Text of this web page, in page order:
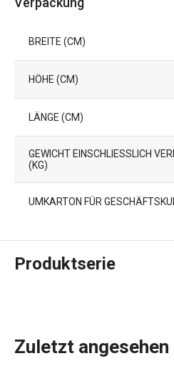
BREITE (CM)
HÖHE (CM)
LÄNGE (CM)
GEWICHT EINSCHLIESSLICH
KG)
UMKARTON FÜR
Produktserie
Zuletzt angesehen